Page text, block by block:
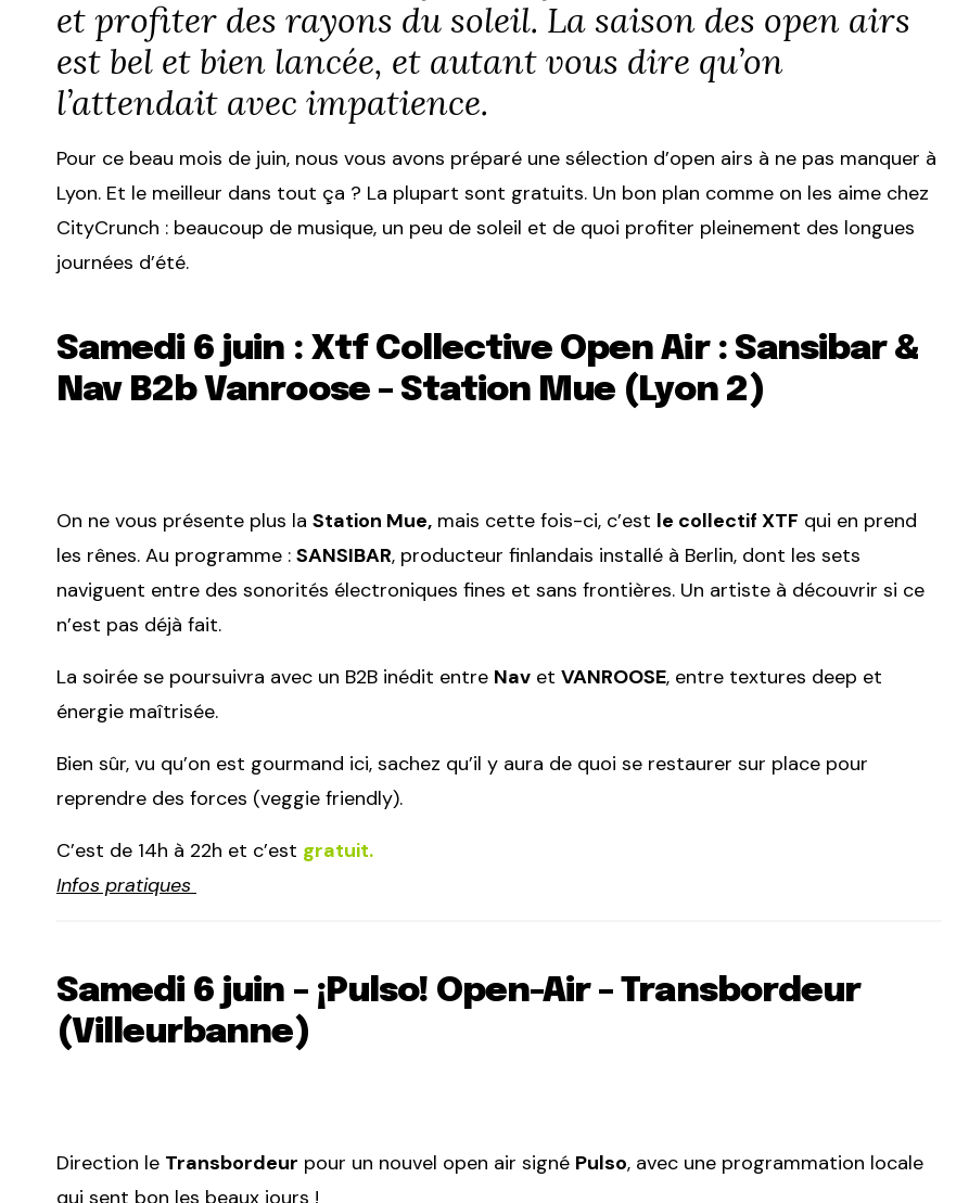
et profiter des rayons du soleil. La saison des open airs
est bel et bien lancée, et autant vous dire qu’on
l’attendait avec impatience.
Pour ce beau mois de juin, nous vous avons préparé une sélection d’open airs à ne pas manquer à
Lyon. Et le meilleur dans tout ça ? La plupart sont gratuits. Un bon plan comme on les aime chez
CityCrunch : beaucoup de musique, un peu de soleil et de quoi profiter pleinement des longues
journées d’été.
Samedi 6 juin : Xtf Collective Open Air : Sansibar &
Nav B2b Vanroose – Station Mue (Lyon 2)
On ne vous présente plus la Station Mue, mais cette fois-ci, c’est le collectif XTF qui en prend
les rênes. Au programme : SANSIBAR, producteur finlandais installé à Berlin, dont les sets
naviguent entre des sonorités électroniques fines et sans frontières. Un artiste à découvrir si ce
n’est pas déjà fait.
La soirée se poursuivra avec un B2B inédit entre Nav et VANROOSE, entre textures deep et
énergie maîtrisée.
Bien sûr, vu qu’on est gourmand ici, sachez qu’il y aura de quoi se restaurer sur place pour
reprendre des forces (veggie friendly).
C’est de 14h à 22h et c’est gratuit.
Infos pratiques
Samedi 6 juin – ¡Pulso! Open-Air – Transbordeur
(Villeurbanne)
Direction le Transbordeur pour un nouvel open air signé Pulso, avec une programmation locale
qui sent bon les beaux jours !